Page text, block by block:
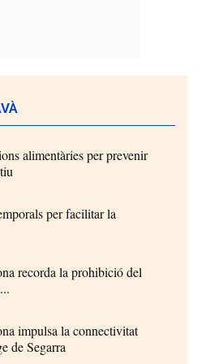
alimentàries per prevenir
per facilitar la
recorda la prohibició del
impulsa la connectivitat
de Segarra